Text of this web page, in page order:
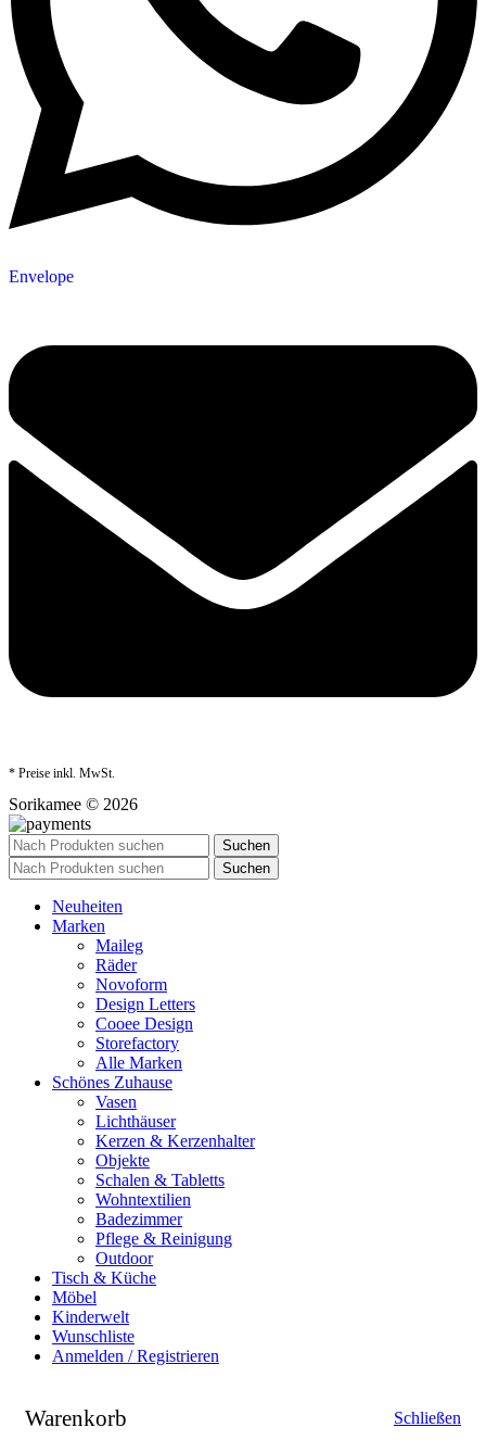
Envelope
* Preise inkl. MwSt.
Sorikamee © 2026
Suchen
Suchen
Neuheiten
Marken
Maileg
Räder
Novoform
Design Letters
Cooee Design
Storefactory
Alle Marken
Schönes Zuhause
Vasen
Lichthäuser
Kerzen & Kerzenhalter
Objekte
Schalen & Tabletts
Wohntextilien
Badezimmer
Pflege & Reinigung
Outdoor
Tisch & Küche
Möbel
Kinderwelt
Wunschliste
Anmelden / Registrieren
Warenkorb Schließen